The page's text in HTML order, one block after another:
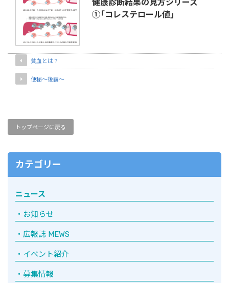
①「コレステロール値」
貧血とは？
便秘〜後編〜
トップページに戻る
カテゴリー
ニュース
お知らせ
広報誌 MEWS
イベント紹介
募集情報